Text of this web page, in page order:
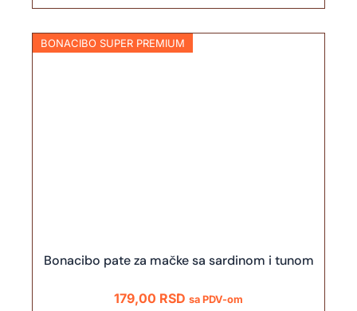
BONACIBO SUPER PREMIUM
Bonacibo pate za mačke sa sardinom i tunom
179,00 RSD sa PDV-om